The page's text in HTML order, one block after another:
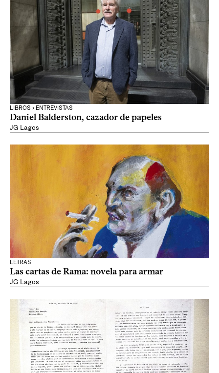
LIBROS › ENTREVISTAS
Daniel Balderston, cazador de papeles
JG Lagos
LETRAS
Las cartas de Rama: novela para armar
JG Lagos